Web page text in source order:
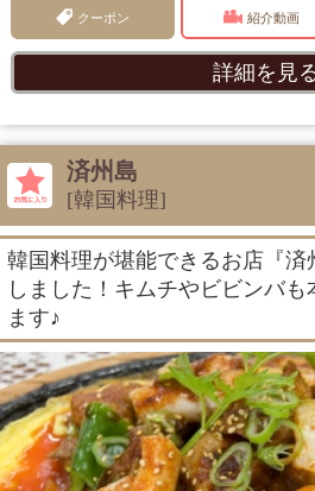
クーポン 紹介動画
詳細を見
済州島
[韓国料理]
韓国料理が堪能できるお店『
しました！キムチやビビンバ
ます♪